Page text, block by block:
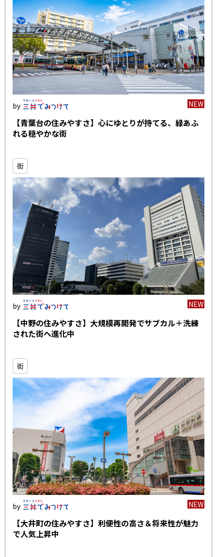
NEW
【青葉台の住みやすさ】心にゆとりが持てる、緑あふ
れる穏やかな街
街
NEW
【中野の住みやすさ】大規模再開発でサブカル＋洗練
された街へ進化中
街
NEW
【大井町の住みやすさ】利便性の高さ＆将来性が魅力
で人気上昇中